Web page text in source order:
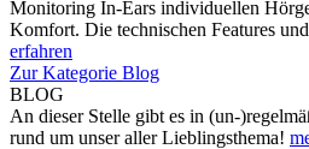
Monitoring In-Ears individuellen
Komfort. Die technischen Features
erfahren
Zur Kategorie Blog
BLOG
An dieser Stelle gibt es in (un-
rund um unser aller Lieblingsthema!